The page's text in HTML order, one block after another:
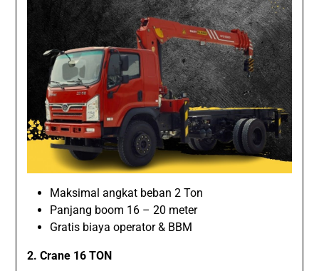
Maksimal angkat beban 2 Ton
Panjang boom 16 – 20 meter
Gratis biaya operator & BBM
2. Crane 16 TON